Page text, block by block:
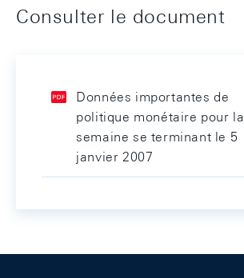
Consulter le document
Données importantes de
politique monétaire pour la
semaine se terminant le 5
janvier 2007